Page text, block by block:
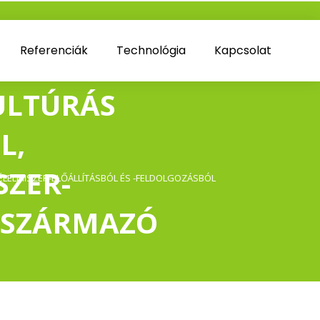
Referenciák Technológia Kapcsolat
ELŐÁLLÍTÁSBÓL ÉS -FELDOLGOZÁSBÓL
halászat hulladéka